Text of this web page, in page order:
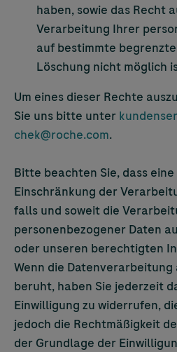
haben, sowie das Recht
Verarbeitung Ihrer
auf bestimmte
Löschung nicht möglich
Um eines dieser Rechte
Sie uns bitte unter
chek@roche.com.
Bitte beachten Sie, dass
Einschränkung der
falls und soweit die
personenbezogener Daten
oder unseren berechtigten
Wenn die
beruht, haben Sie jederzeit
Einwilligung zu widerrufen,
jedoch die Rechtmäßigkeit
der Grundlage der